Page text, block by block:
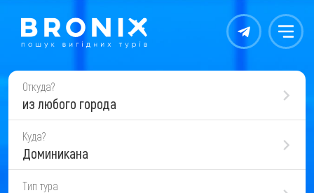
Контакты Меню
Откуда?
из любого города
Куда?
Доминикана
Тип тура